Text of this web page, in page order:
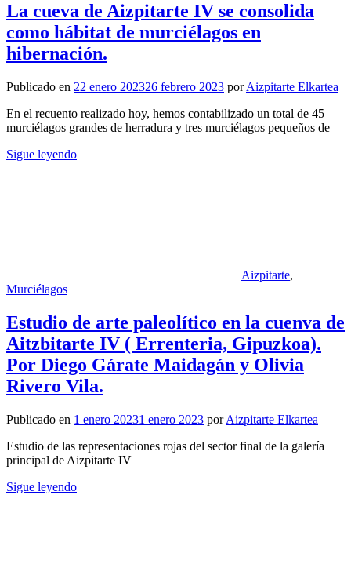
La cueva de Aizpitarte IV se consolida
como hábitat de murciélagos en
hibernación.
Publicado en 22 enero 202326 febrero 2023 porAizpitarte Elkartea
En el recuento realizado hoy, hemos contabilizado un total de 45
murciélagos grandes de herradura y tres murciélagos pequeños de
Sigue leyendo
Aizpitarte,
Murciélagos
Estudio de arte paleolítico en la cuenva de
Aitzbitarte IV ( Errenteria, Gipuzkoa).
Por Diego Gárate Maidagán y Olivia
Rivero Vila.
Publicado en 1 enero 20231 enero 2023 porAizpitarte Elkartea
Estudio de las representaciones rojas del sector final de la galería
principal de Aizpitarte IV
Sigue leyendo